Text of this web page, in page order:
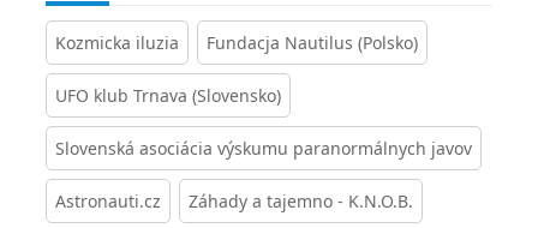
Kozmicka iluzia Fundacja Nautilus (Polsko)
UFO klub Trnava (Slovensko)
Slovenská asociácia výskumu paranormálnych javov
Astronauti.cz Záhady a tajemno - K.N.O.B.